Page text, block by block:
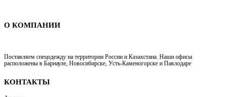
О КОМПАНИИ
Поставляем спецодежду на территории России и Казахстана. Наши офисы
расположены в Барнауле, Новосибирске, Усть-Каменогорске и Павлодаре
КОНТАКТЫ